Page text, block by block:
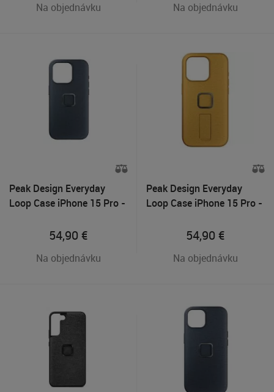
Na objednávku Na objednávku
Peak Design Everyday
Loop Case iPhone 15 Pro -
54,90 €
Na objednávku
Peak Design Everyday
Loop Case iPhone 15 Pro -
54,90 €
Na objednávku